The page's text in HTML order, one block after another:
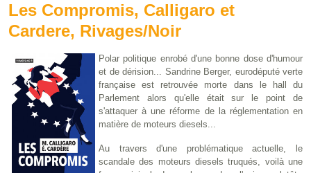
Les Compromis, Calligaro et
Cardere, Rivages/Noir
Polar politique enrobé d'une bonne dose d'humour
et de dérision... Sandrine Berger, eurodéputé verte
française est retrouvée morte dans le hall du
Parlement alors qu'elle était sur le point de
s'attaquer à une réforme de la réglementation en
matière de moteurs diesels...
Au travers d'une problématique actuelle, le
scandale des moteurs diesels truqués, voilà une